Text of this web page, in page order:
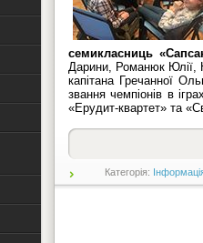
семикласниць
Дарини, Романюк Юлії,
капітана Гречанної
звання чемпіонів в
«Ерудит-квартет» та
Категорія: